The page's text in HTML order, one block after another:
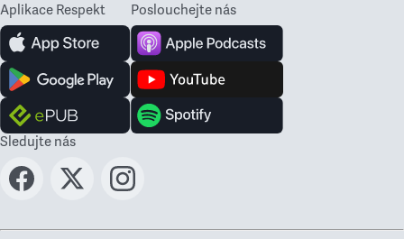
Aplikace Respekt Poslouchejte nás
Sledujte nás